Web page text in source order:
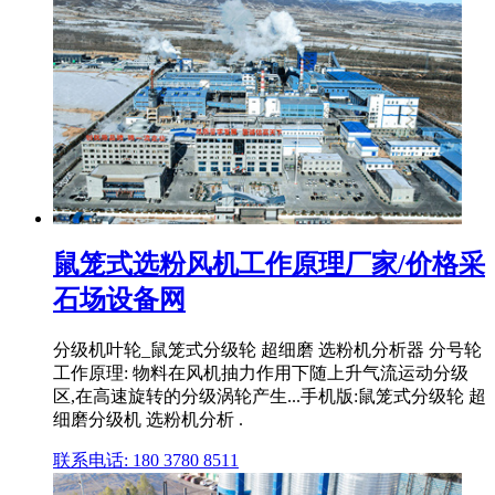
鼠笼式选粉风机工作原理厂家/价格采
石场设备网
分级机叶轮_鼠笼式分级轮 超细磨 选粉机分析器 分号轮
工作原理: 物料在风机抽力作用下随上升气流运动分级
区,在高速旋转的分级涡轮产生...手机版:鼠笼式分级轮 超
细磨分级机 选粉机分析 .
联系电话: 180 3780 8511